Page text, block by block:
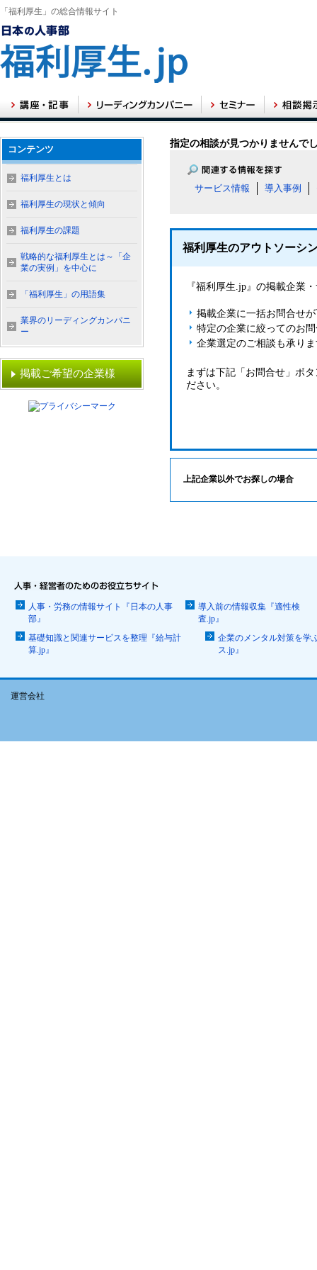
「福利厚生」の総合情報サイト
指定の相談が見つかりませんで
サービス情報 導入事例
福利厚生のアウトソーシ
『福利厚生.jp』の掲載企業
掲載企業に一括お問合せ
特定の企業に絞ってのお
企業選定のご相談も承り
まずは下記「お問合せ」ボ
ださい。
上記企業以外でお探しの場合
コンテンツ
福利厚生とは
福利厚生の現状と傾向
福利厚生の課題
戦略的な福利厚生とは～「企
業の実例」を中心に
「福利厚生」の用語集
業界のリーディングカンパニ
ー
掲載ご希望の企業様
人事・労務の情報サイト『日本の人事
部』
導入前の情報収集『適性検
査.jp』
基礎知識と関連サービスを整理『給与計
算.jp』
企業のメンタル対策を学
ス.jp』
運営会社